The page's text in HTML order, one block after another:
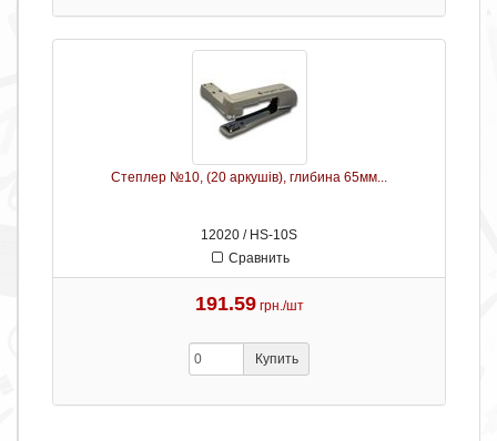
Степлер №10, (20 аркушів), глибина 65мм...
12020 / HS-10S
Сравнить
191.59 грн./шт
Купить